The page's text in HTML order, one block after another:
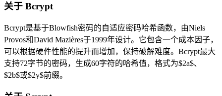
关于 Bcrypt
Bcrypt是基于Blowfish密码的自适应密码哈希函数，由Niels
Provos和David Mazières于1999年设计。它包含一个成本因子，
可以根据硬件性能的提升而增加，保持破解难度。Bcrypt最大
支持72字节的密码，生成60字符的哈希值，格式为$2a$、
$2b$或$2y$前缀。